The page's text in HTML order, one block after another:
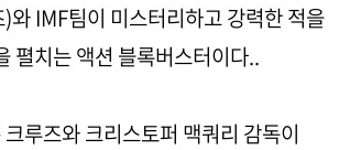
와 IMF팀이 미스터리하고 강력한 적을
펼치는 액션 블록버스터이다..
루즈와 크리스토퍼 맥쿼리 감독이